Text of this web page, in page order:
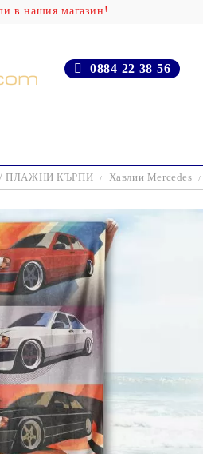
в нашия магазин!
0884 22 38 56
ПЛАЖНИ КЪРПИ Хавлии Mercedes